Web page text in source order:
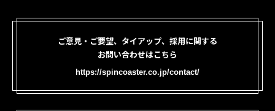
ご意見・ご要望、タイアップ、採用に関する
お問い合わせはこちら
https://spincoaster.co.jp/contact/